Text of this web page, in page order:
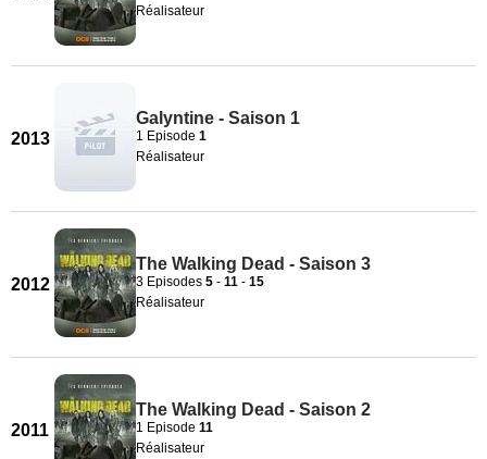
Réalisateur
2013
Galyntine - Saison 1
1 Episode 1
Réalisateur
2012
The Walking Dead - Saison 3
3 Episodes 5 - 11 - 15
Réalisateur
2011
The Walking Dead - Saison 2
1 Episode 11
Réalisateur